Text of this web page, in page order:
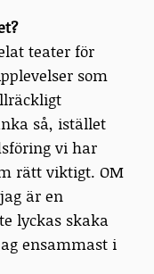
teater för
som
så, istället
vi har
rätt viktigt. OM
är en
lyckas skaka
ensammast i